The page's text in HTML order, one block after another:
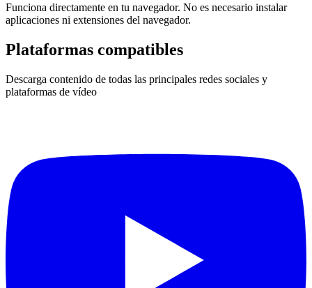
Funciona directamente en tu navegador. No es necesario instalar
aplicaciones ni extensiones del navegador.
Plataformas compatibles
Descarga contenido de todas las principales redes sociales y
plataformas de vídeo